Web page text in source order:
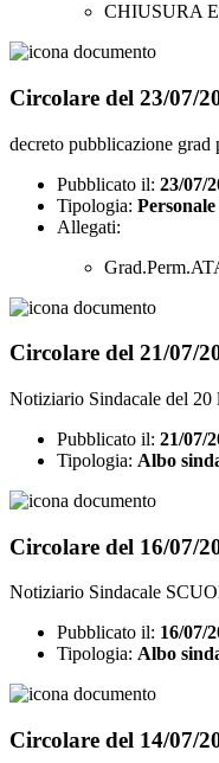
CHIUSURA
Circolare del 23/07/
decreto pubblicazione grad
Pubblicato il: 23/07/
Tipologia:
Allegati:
Circolare del 21/07/
Notiziario Sindacale del 20
Pubblicato il: 21/07/
Tipologia: Albo
Circolare del 16/07/
Notiziario Sindacale
Pubblicato il: 16/07/
Tipologia: Albo
Circolare del 14/07/